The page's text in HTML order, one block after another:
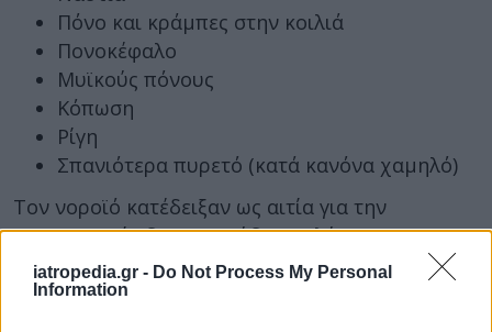
iatropedia.gr - Do Not Process My Personal
Information
Πόνο και κράμπες στην κοιλιά
Πονοκέφαλο
Μυϊκούς πόνους
Κόπωση
Ρίγη
Σπανιότερα πυρετό (κατά κανόνα χαμηλό)
Τον νοροϊό κατέδειξαν ως αιτία για την
γαστρεντερίτιδα στη Γαύδο αναλύσεις στο
Νοσοκομείο Χανίων. Ωστόσο έχουν ήδη
αποσταλεί και δείγματα νερού από την Γαύδο